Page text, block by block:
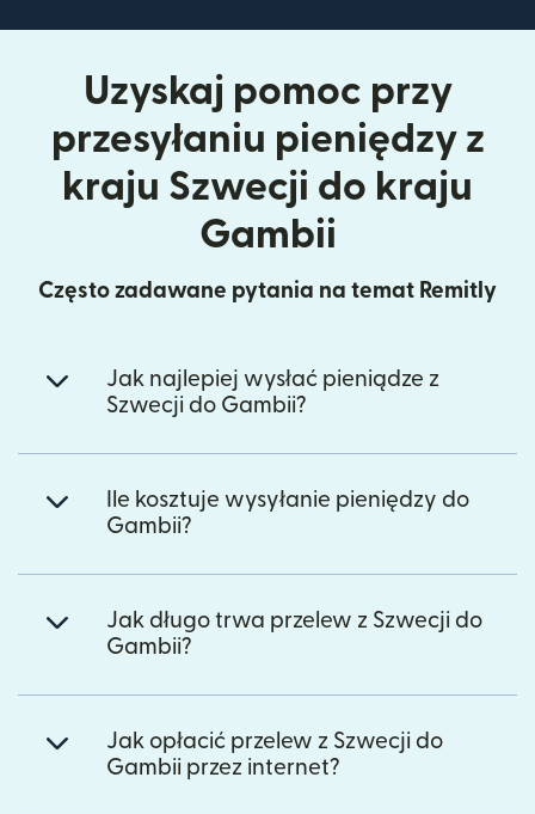
Uzyskaj pomoc przy
przesyłaniu pieniędzy z
kraju Szwecji do kraju
Gambii
Często zadawane pytania na temat Remitly
Jak najlepiej wysłać pieniądze z
Szwecji do Gambii?
Ile kosztuje wysyłanie pieniędzy do
Gambii?
Jak długo trwa przelew z Szwecji do
Gambii?
Jak opłacić przelew z Szwecji do
Gambii przez internet?